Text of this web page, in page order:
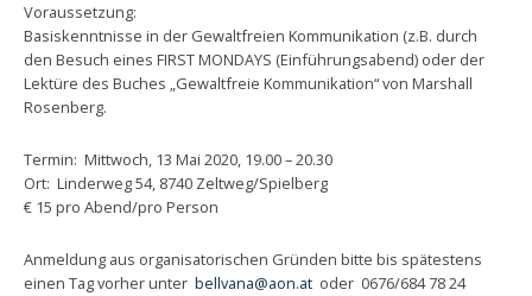
Voraussetzung:
Basiskenntnisse in der Gewaltfreien Kommunikation (z.B. durch
den Besuch eines FIRST MONDAYS (Einführungsabend) oder der
Lektüre des Buches „Gewaltfreie Kommunikation“ von Marshall
Rosenberg.
Termin: Mittwoch, 13 Mai 2020, 19.00 – 20.30
Ort: Linderweg 54, 8740 Zeltweg/Spielberg
€ 15 pro Abend/pro Person
Anmeldung aus organisatorischen Gründen bitte bis spätestens
einen Tag vorher unter bellvana@aon.at oder 0676/684 78 24